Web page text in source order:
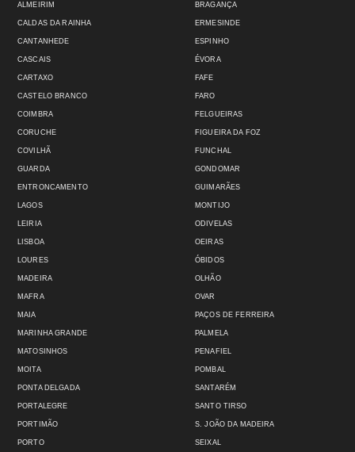
ALMEIRIM BRAGANÇA
CALDAS DA RAINHA
CANTANHEDE
CASCAIS
CARTAXO
CASTELO BRANCO
COIMBRA
CORUCHE
COVILHÃ
GUARDA
ENTRONCAMENTO
ERMESINDE
ESPINHO
ÉVORA
FAFE
FARO
FELGUEIRAS
FIGUEIRA DA FOZ
FUNCHAL
GONDOMAR
GUIMARÃES
LAGOS
LEIRIA
LISBOA
LOURES
MADEIRA
MAFRA
MAIA
MARINHA GRANDE
MATOSINHOS
MOITA
MONTIJO
ODIVELAS
OEIRAS
ÓBIDOS
OLHÃO
OVAR
PAÇOS DE FERREIRA
PALMELA
PENAFIEL
POMBAL
PONTA DELGADA
PORTALEGRE
PORTIMÃO
PORTO
SANTARÉM
SANTO TIRSO
S. JOÃO DA MADEIRA
SEIXAL